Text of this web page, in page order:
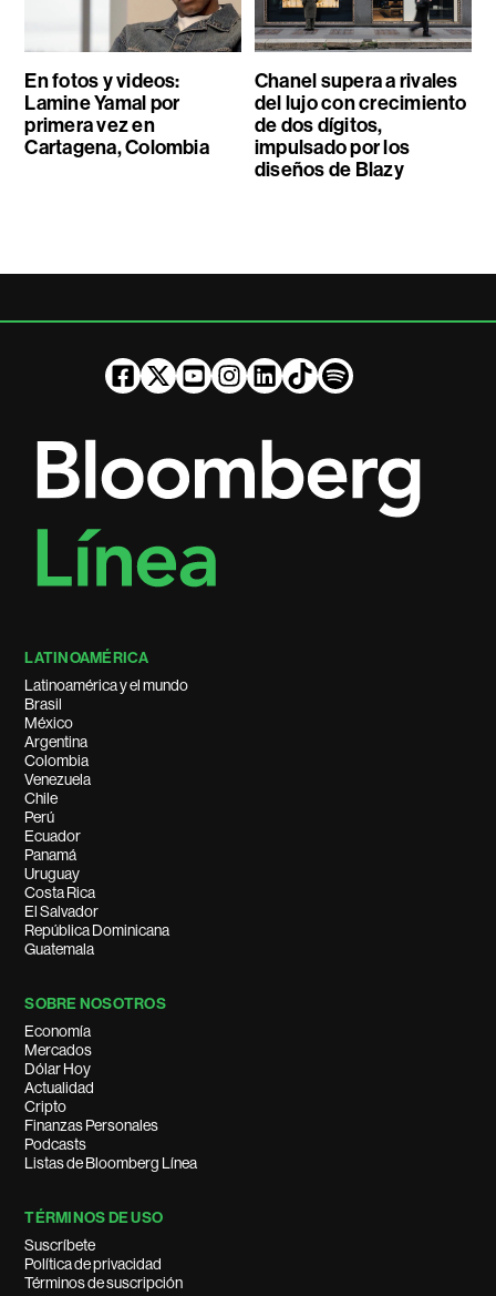
En fotos y videos:
Lamine Yamal por
primera vez en
Cartagena, Colombia
Chanel supera a rivales
del lujo con crecimiento
de dos dígitos,
impulsado por los
diseños de Blazy
LATINOAMÉRICA
Latinoamérica y el mundo
Brasil
México
Argentina
Colombia
Venezuela
Chile
Perú
Ecuador
Panamá
Uruguay
Costa Rica
El Salvador
República Dominicana
Guatemala
SOBRE NOSOTROS
Economía
Mercados
Dólar Hoy
Actualidad
Cripto
Finanzas Personales
Podcasts
Listas de Bloomberg Línea
TÉRMINOS DE USO
Suscríbete
Política de privacidad
Términos de suscripción